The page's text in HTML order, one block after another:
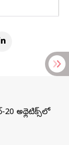
20 అథ్లెటిక్స్‌లో